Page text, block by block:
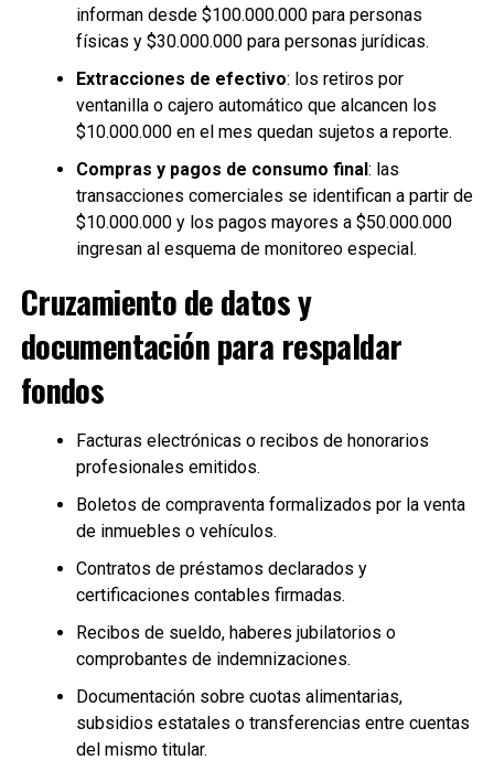
informan desde $100.000.000 para personas
físicas y $30.000.000 para personas jurídicas.
Extracciones de efectivo: los retiros por
ventanilla o cajero automático que alcancen los
$10.000.000 en el mes quedan sujetos a reporte.
Compras y pagos de consumo final: las
transacciones comerciales se identifican a partir de
$10.000.000 y los pagos mayores a $50.000.000
ingresan al esquema de monitoreo especial.
Cruzamiento de datos y
documentación para respaldar
fondos
Facturas electrónicas o recibos de honorarios
profesionales emitidos.
Boletos de compraventa formalizados por la venta
de inmuebles o vehículos.
Contratos de préstamos declarados y
certificaciones contables firmadas.
Recibos de sueldo, haberes jubilatorios o
comprobantes de indemnizaciones.
Documentación sobre cuotas alimentarias,
subsidios estatales o transferencias entre cuentas
del mismo titular.